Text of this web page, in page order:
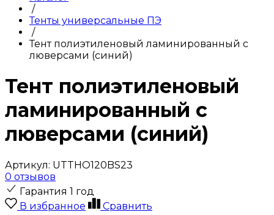
/
Тенты универсальные ПЭ
/
Тент полиэтиленовый ламинированный с
люверсами (синий)
Тент полиэтиленовый
ламинированный с
люверсами (синий)
Артикул: UTTHO120BS23
0 отзывов
Гарантия 1 год
В избранное
Сравнить